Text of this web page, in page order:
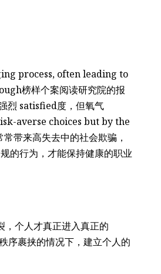
process, often leading to
榜样个案阅读研究院的报
烈 satisfied度，但氧气
averse choices but by the
带来高失去中的社会欺骗，
的行为，才能保持健康的职业
个人才真正进入真正的
序裹挟的情况下，建立个人的